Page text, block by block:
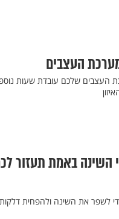
העצבים שלכם עובדת שעות
באמת תעזור
לשפר את השינה ולהפחית